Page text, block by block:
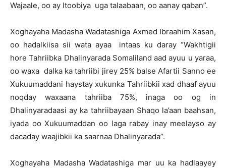
Wajaale, oo ay Itoobiya uga talaabaan, oo aanay qaban”.
Xoghayaha Madasha Wadatashiga Axmed Ibraahim Xasan,
oo hadalkiisa sii wata ayaa intaas ku daray “Wakhtigii
hore Tahriibka Dhalinyarada Somaliland aad ayuu u yaraa,
oo waxa dalka ka tahriibi jirey 25% balse Afartii Sanno ee
Xukuumaddani haystay xukunka Tahriibkii xad dhaaf ayuu
noqday waxaana tahriiba 75%, inaga oo og in
Dhalinyaradaasi ay ka tahriibayaan Shaqo la’aan baahsan,
iyada oo Xukuumaddan oo laga rabay inay meelayso ay
dacaday waajibkii ka saarnaa Dhalinyarada”.
Xoghayaha Madasha Wadatashiga mar uu ka hadlaayey